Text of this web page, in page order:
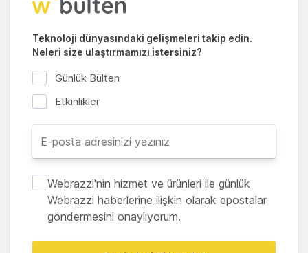
Teknoloji dünyasındaki gelişmeleri takip edin.
Neleri size ulaştırmamızı istersiniz?
Günlük Bülten
Etkinlikler
Webrazzi'nin hizmet ve ürünleri ile günlük
Webrazzi haberlerine ilişkin olarak epostalar
göndermesini onaylıyorum.